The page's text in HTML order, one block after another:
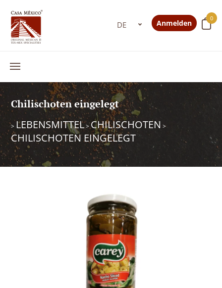
0
Anmelden
Chilischoten eingelegt
> LEBENSMITTEL>CHILISCHOTEN >
CHILISCHOTEN EINGELEGT